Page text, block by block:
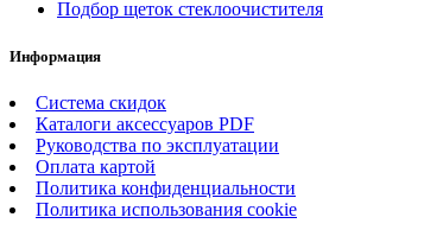
Подбор щеток стеклоочистителя
Информация
Система скидок
Каталоги аксессуаров PDF
Руководства по эксплуатации
Оплата картой
Политика конфиденциальности
Политика использования cookie